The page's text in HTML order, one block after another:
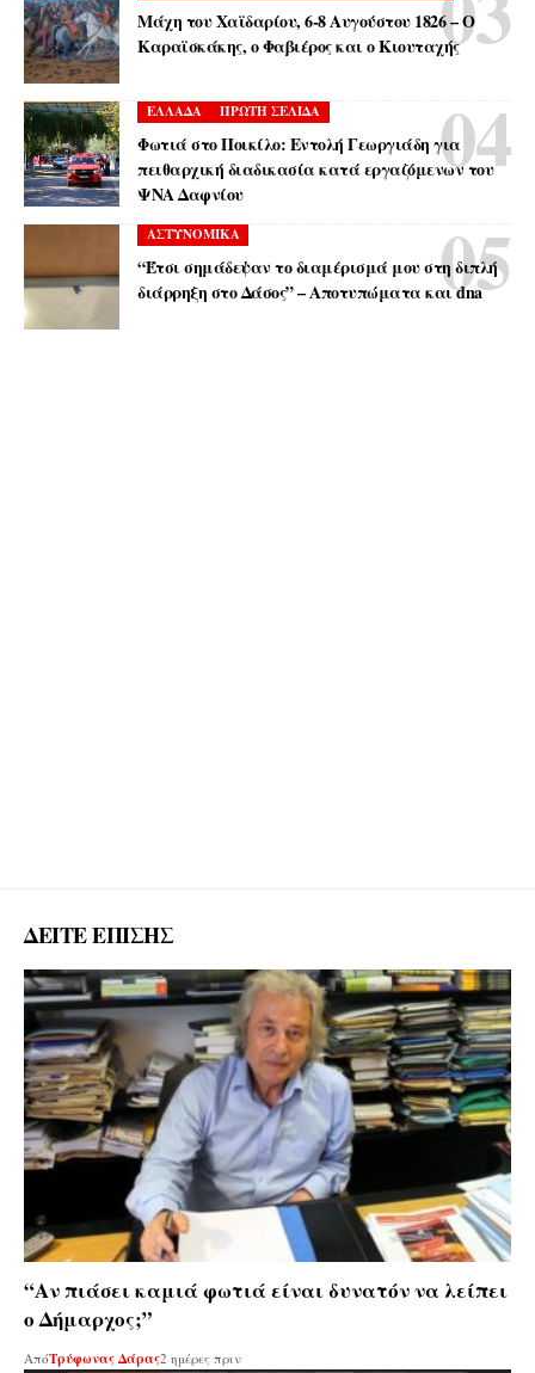
Μάχη του Χαϊδαρίου, 6-8 Αυγούστου 1826 – Ο
Καραϊσκάκης, ο Φαβιέρος και ο Κιουταχής
ΕΛΛΑΔΑ ΠΡΩΤΗ ΣΕΛΙΔΑ
Φωτιά στο Ποικίλο: Εντολή Γεωργιάδη για
πειθαρχική διαδικασία κατά εργαζόμενων του
ΨΝΑ Δαφνίου
ΑΣΤΥΝΟΜΙΚΑ
“Έτσι σημάδεψαν το διαμέρισμά μου στη διπλή
διάρρηξη στο Δάσος” – Αποτυπώματα και dna
ΔΕΙΤΕ ΕΠΙΣΗΣ
“Αν πιάσει καμιά φωτιά είναι δυνατόν να λείπει
ο Δήμαρχος;”
ΑπόΤρύφωνας Δάρας2 ημέρες πριν